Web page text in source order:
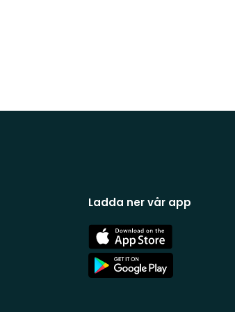
Ladda ner vår app
App
Store
App
Store